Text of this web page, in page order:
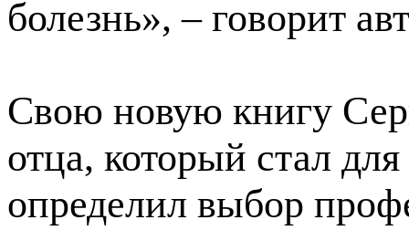
болезнь», – говорит
Свою новую книгу
отца, который стал
определил выбор